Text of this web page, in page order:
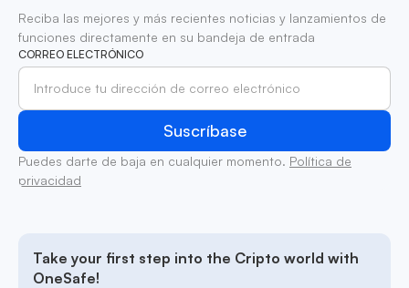
Reciba las mejores y más recientes noticias y lanzamientos de
funciones directamente en su bandeja de entrada
CORREO ELECTRÓNICO
Puedes darte de baja en cualquier momento. Política de
privacidad
Take your first step into the Cripto world with
OneSafe!